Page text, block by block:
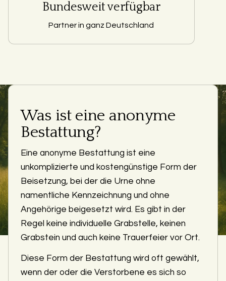
Bundesweit verfügbar
Partner in ganz Deutschland
Was ist eine anonyme
Bestattung?
Eine anonyme Bestattung ist eine
unkomplizierte und kostengünstige Form der
Beisetzung, bei der die Urne ohne
namentliche Kennzeichnung und ohne
Angehörige beigesetzt wird. Es gibt in der
Regel keine individuelle Grabstelle, keinen
Grabstein und auch keine Trauerfeier vor Ort.
Diese Form der Bestattung wird oft gewählt,
wenn der oder die Verstorbene es sich so